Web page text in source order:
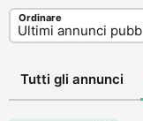
Ordinare
Tutti gli annunci